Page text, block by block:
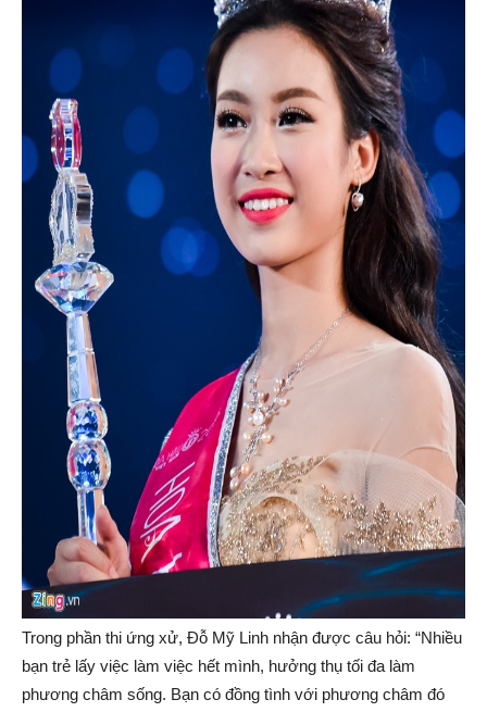
Trong phần thi ứng xử, Đỗ Mỹ Linh nhận được câu hỏi: “Nhiều
bạn trẻ lấy việc làm việc hết mình, hưởng thụ tối đa làm
phương châm sống. Bạn có đồng tình với phương châm đó